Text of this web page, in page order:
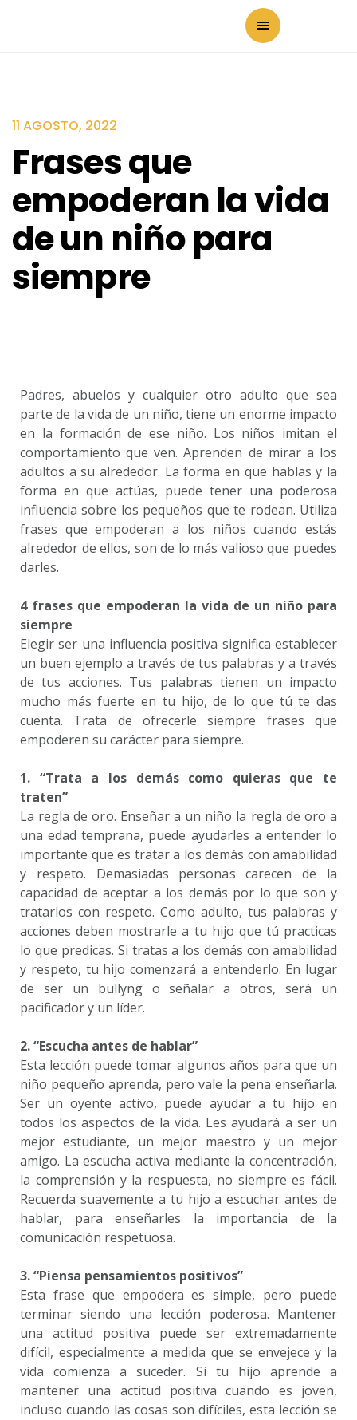
11 AGOSTO, 2022
Frases que
empoderan la vida
de un niño para
siempre
Padres, abuelos y cualquier otro adulto que sea
parte de la vida de un niño, tiene un enorme impacto
en la formación de ese niño. Los niños imitan el
comportamiento que ven. Aprenden de mirar a los
adultos a su alrededor. La forma en que hablas y la
forma en que actúas, puede tener una poderosa
influencia sobre los pequeños que te rodean. Utiliza
frases que empoderan a los niños cuando estás
alrededor de ellos, son de lo más valioso que puedes
darles.
4 frases que empoderan la vida de un niño para
siempre
Elegir ser una influencia positiva significa establecer
un buen ejemplo a través de tus palabras y a través
de tus acciones. Tus palabras tienen un impacto
mucho más fuerte en tu hijo, de lo que tú te das
cuenta. Trata de ofrecerle siempre frases que
empoderen su carácter para siempre.
1. “Trata a los demás como quieras que te
traten”
La regla de oro. Enseñar a un niño la regla de oro a
una edad temprana, puede ayudarles a entender lo
importante que es tratar a los demás con amabilidad
y respeto. Demasiadas personas carecen de la
capacidad de aceptar a los demás por lo que son y
tratarlos con respeto. Como adulto, tus palabras y
acciones deben mostrarle a tu hijo que tú practicas
lo que predicas. Si tratas a los demás con amabilidad
y respeto, tu hijo comenzará a entenderlo. En lugar
de ser un bullyng o señalar a otros, será un
pacificador y un líder.
2. “Escucha antes de hablar”
Esta lección puede tomar algunos años para que un
niño pequeño aprenda, pero vale la pena enseñarla.
Ser un oyente activo, puede ayudar a tu hijo en
todos los aspectos de la vida. Les ayudará a ser un
mejor estudiante, un mejor maestro y un mejor
amigo. La escucha activa mediante la concentración,
la comprensión y la respuesta, no siempre es fácil.
Recuerda suavemente a tu hijo a escuchar antes de
hablar, para enseñarles la importancia de la
comunicación respetuosa.
3. “Piensa pensamientos positivos”
Esta frase que empodera es simple, pero puede
terminar siendo una lección poderosa. Mantener
una actitud positiva puede ser extremadamente
difícil, especialmente a medida que se envejece y la
vida comienza a suceder. Si tu hijo aprende a
mantener una actitud positiva cuando es joven,
incluso cuando las cosas son difíciles, esta lección se